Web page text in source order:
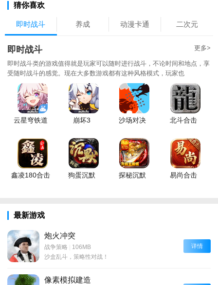
猜你喜欢
即时战斗 养成 动漫卡通 二次元
即时战斗 更多>
即时战斗类的游戏值得就是玩家可以随时进行战斗，不论时间和地点，享
受随时战斗的感觉。现在大多数游戏都有这种风格模式，玩家也
云星穹铁道 崩坏3 沙场对决 北斗合击
鑫凌180合击 狗蛋沉默 探秘沉默 易尚合击
最新游戏
炮火冲突
战争策略 | 106MB
沙盒乱斗，策略性对战！
详情
像素模拟建造